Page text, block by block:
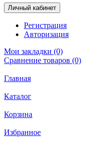
Личный кабинет
Регистрация
Авторизация
Мои закладки (0)
Сравнение товаров (0)
Главная
Каталог
Корзина
Избранное